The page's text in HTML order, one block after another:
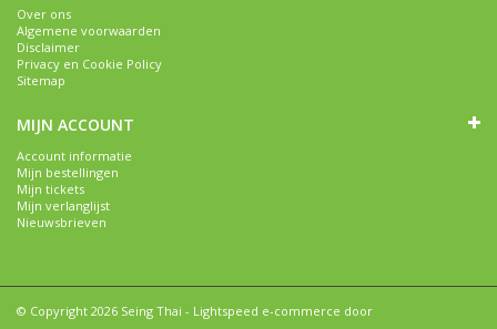
Over ons
Algemene voorwaarden
Disclaimer
Privacy en Cookie Policy
Sitemap
MIJN ACCOUNT
Account informatie
Mijn bestellingen
Mijn tickets
Mijn verlanglijst
Nieuwsbrieven
© Copyright 2026 Seing Thai - Lightspeed e-commerce door